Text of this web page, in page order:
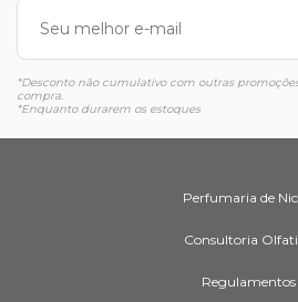
*Desconto não cumulativo com outras
compra.
*Enquanto durarem os estoques
Perfumaria de
Consultoria
Regulamentos